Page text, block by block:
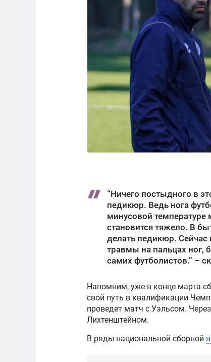
“Ничего постыдного в
педикюр. Ведь нога
минусовой температуре
становится тяжело. В
делать педикюр.
травмы на пальцах ног,
самих футболистов.” –
Напомним, уже в конце марта
свой путь в квалификации
проведет матч с Уэльсом.
Лихтенштейном.
В ряды национальной сборной